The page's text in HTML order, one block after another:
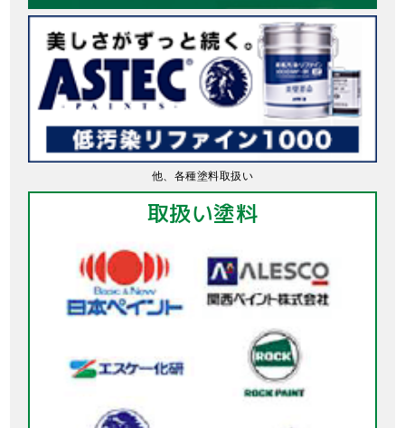
他、各種塗料取扱い
取扱い塗料